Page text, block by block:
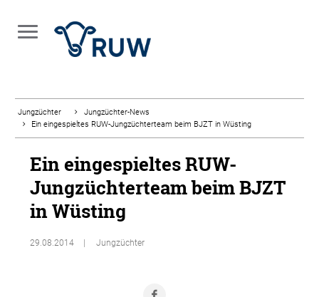
Jungzüchter
Jungzüchter-News
Ein eingespieltes RUW-Jungzüchterteam beim BJZT in Wüsting
Ein eingespieltes RUW-
Jungzüchterteam beim BJZT
in Wüsting
29.08.2014 Jungzüchter